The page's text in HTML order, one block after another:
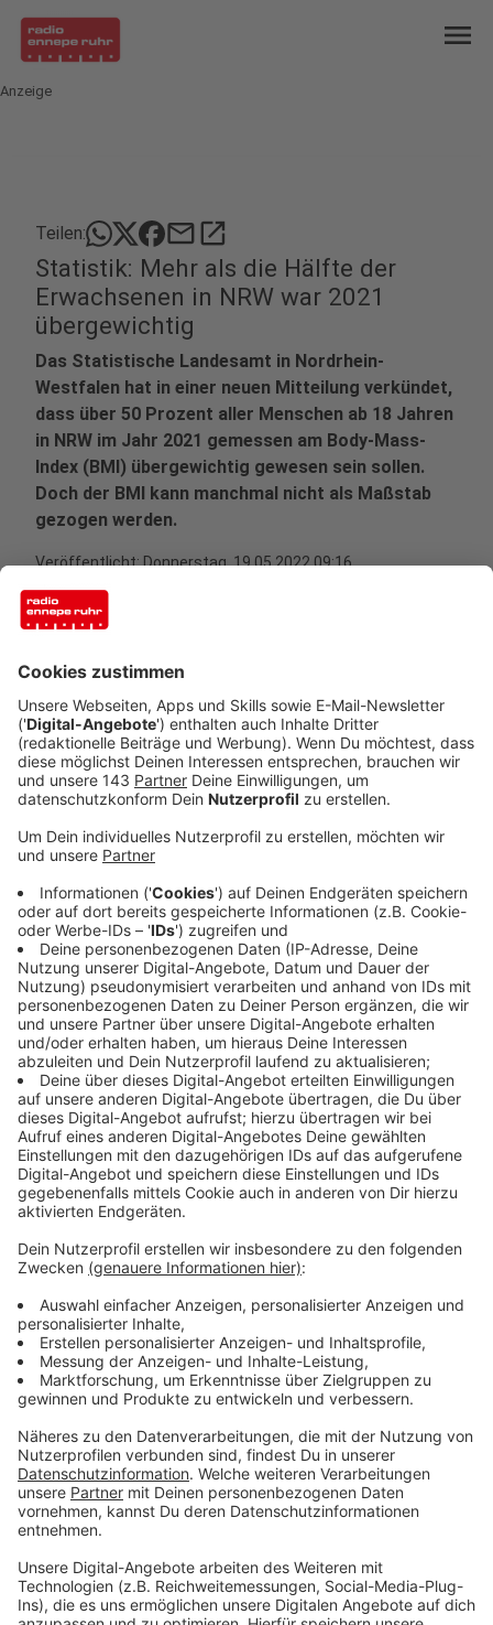
menu
Anzeige
Teilen: mailopen_in_new
Statistik: Mehr als die Hälfte der
Erwachsenen in NRW war 2021
übergewichtig
Das Statistische Landesamt in Nordrhein-
Westfalen hat in einer neuen Mitteilung verkündet,
dass über 50 Prozent aller Menschen ab 18 Jahren
in NRW im Jahr 2021 gemessen am Body-Mass-
Index (BMI) übergewichtig gewesen sein sollen.
Doch der BMI kann manchmal nicht als Maßstab
gezogen werden.
Veröffentlicht:Donnerstag, 19.05.2022 09:16
Anzeige
Mehr als die Hälfte (53,4 Prozent) der Erwachsenen in
Nordrhein-Westfalen (ab 18) ist im Jahr 2021 laut
Statistischem Landesamt (it.nrw) gemessen am Body-
Mass-Index (BMI) übergewichtig gewesen. Die
Statistik belegt, dass jede/r fünfte von ihnen (17,6
Prozent) adipös gewesen sein soll. Laut Einstufung
der Weltgesundheitsorganisation gelten erwachsene
Frauen und Männer ab einem BMI von 25 als
übergewichtig. Unterschieden wird beim Übergewicht
zwischen Präadipositas (BMI von 25 bis unter 30) und
Adipositas (BMI ab 30).
Der Anteil der übergewichtigen Personen fiel
größtenteils auf die Gruppe der 45-64 Jährigen. Hier
lag sie bei über 60 Prozent. Der Anteil der
Übergewichtigen im Alter zwischen 18 und 29 lag
demnach bei 34,8 Prozent und damit am niedrigsten.
Anzeige
BMI als Maßstab in der Kritik
Anzeige
Der Body-Mass-Index (BMI) ist seit Jahren zwar der
Maßstab, um schnell herauszufinden, ob das eigene
Gewicht im Idealbereich liegt oder nicht. Allerdings
häuft sich auch die Kritik am BMI. Experten
bemängeln, dass beispielsweise die Fettverteilung in
den gewissen Altersstufen und generell bei Männern
und Frauen nicht berücksichtigt wird. Bei Senioren
sollen Fettreserven auch gewissen Erkrankungen
beispielsweise vorbeugen. Genauso ist es
beispielsweise bei Kraftsportlern, deren Muskelgehalt
deutlich erhöhter ist, sie laut BMI aber übergewichtig